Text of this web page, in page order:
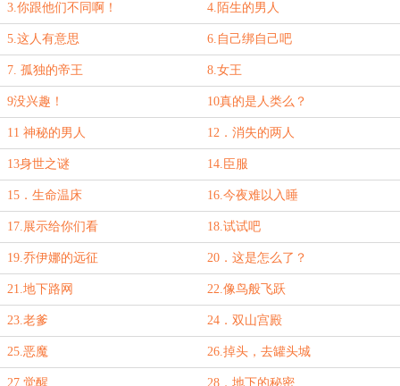
3.你跟他们不同啊！ 4.陌生的男人
5.这人有意思 6.自己绑自己吧
7. 孤独的帝王 8.女王
9没兴趣！ 10真的是人类么？
11 神秘的男人 12．消失的两人
13身世之谜 14.臣服
15．生命温床 16.今夜难以入睡
17.展示给你们看 18.试试吧
19.乔伊娜的远征 20．这是怎么了？
21.地下路网 22.像鸟般飞跃
23.老爹 24．双山宫殿
25.恶魔 26.掉头，去罐头城
27.觉醒 28．地下的秘密